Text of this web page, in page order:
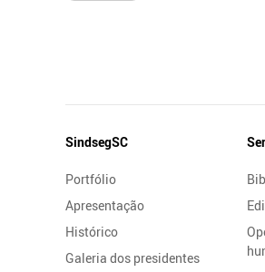
Mapa
Site
SindsegSC
Portfólio
Apresentação
Histórico
Galeria dos presidentes